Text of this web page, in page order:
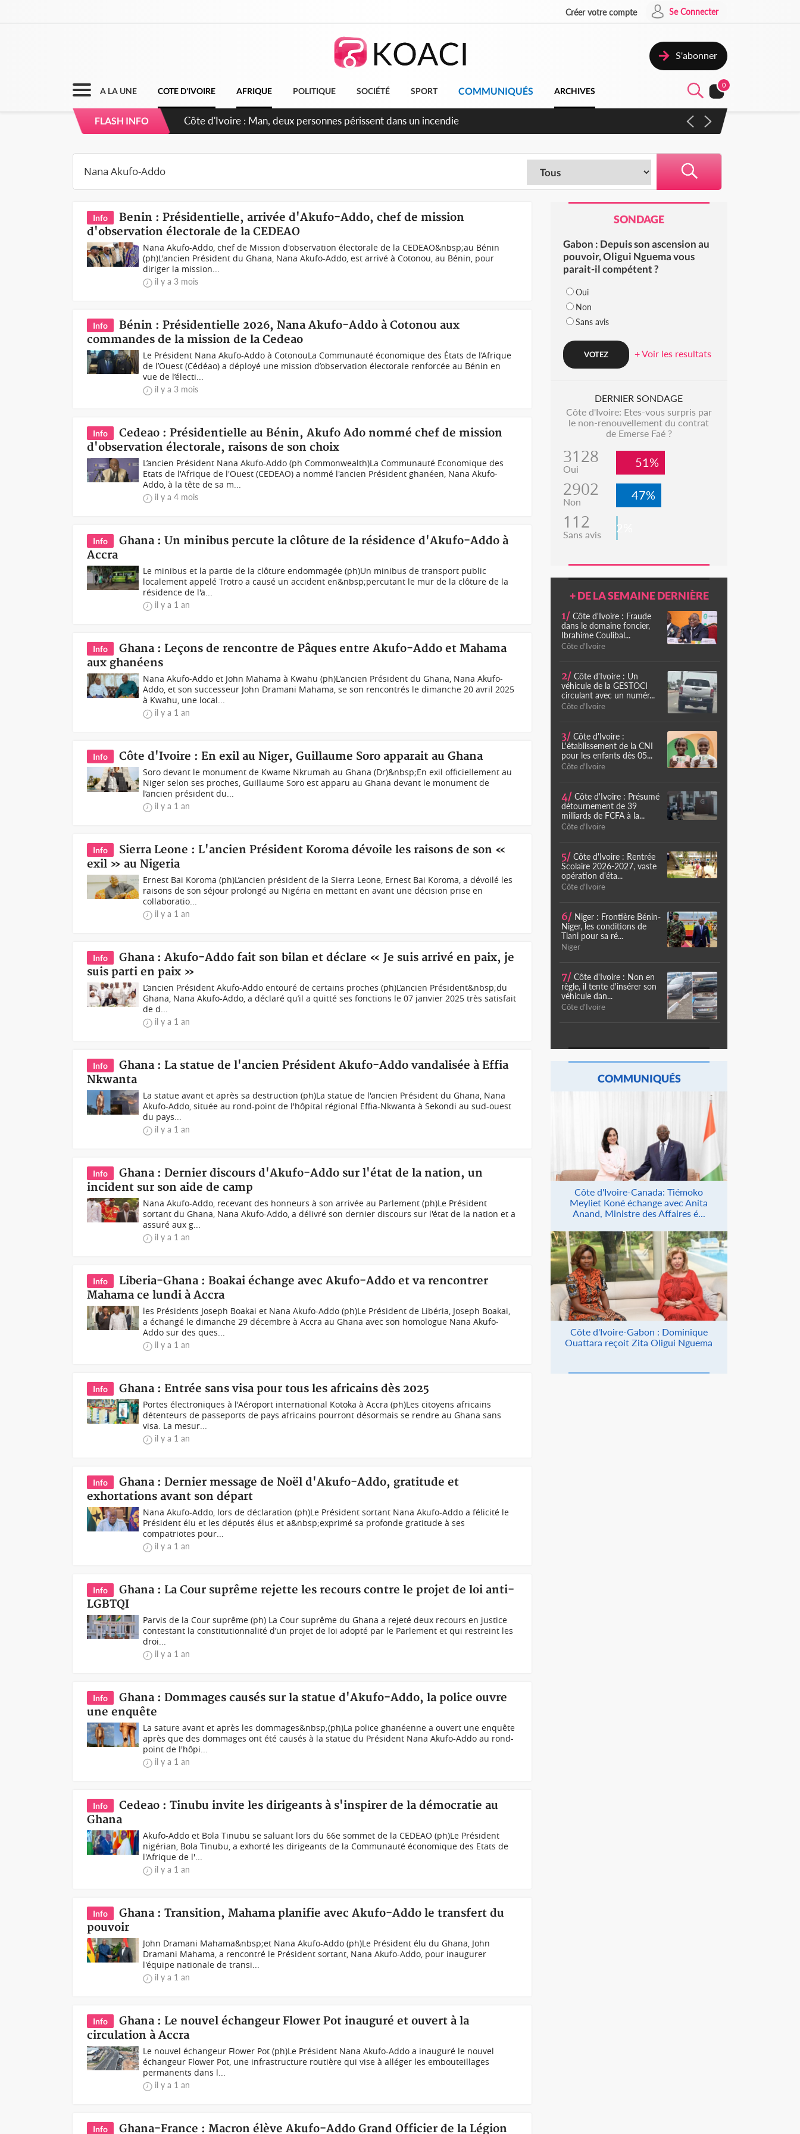
Créer votre compte Se Connecter
S'abonner
A LA UNE COTE D'IVOIRE AFRIQUE POLITIQUE SOCIÉTÉ SPORT COMMUNIQUÉS ARCHIVES
0
FLASH INFO
Côte d'Ivoire : Séileu, la célébration de la fête nationale transformée en vaste campagne contre les produits
Info
Benin : Présidentielle, arrivée d'Akufo-Addo, chef de mission
d'observation électorale de la CEDEAO
Nana Akufo-Addo, chef de Mission d'observation électorale de la CEDEAO&nbsp;au Bénin
(ph)L'ancien Président du Ghana, Nana Akufo-Addo, est arrivé à Cotonou, au Bénin, pour
diriger la mission...
il y a 3 mois
Info
Bénin : Présidentielle 2026, Nana Akufo-Addo à Cotonou aux
commandes de la mission de la Cedeao
Le Président Nana Akufo-Addo à CotonouLa Communauté économique des États de l’Afrique
de l’Ouest (Cédéao) a déployé une mission d’observation électorale renforcée au Bénin en
vue de l’électi...
il y a 3 mois
Info
Cedeao : Présidentielle au Bénin, Akufo Ado nommé chef de mission
d'observation électorale, raisons de son choix
L’ancien Président Nana Akufo-Addo (ph Commonwealth)La Communauté Economique des
Etats de l'Afrique de l'Ouest (CEDEAO) a nommé l'ancien Président ghanéen, Nana Akufo-
Addo, à la tête de sa m...
il y a 4 mois
Info
Ghana : Un minibus percute la clôture de la résidence d'Akufo-Addo à
Accra
Le minibus et la partie de la clôture endommagée (ph)Un minibus de transport public
localement appelé Trotro a causé un accident en&nbsp;percutant le mur de la clôture de la
résidence de l'a...
il y a 1 an
Info
Ghana : Leçons de rencontre de Pâques entre Akufo-Addo et Mahama
aux ghanéens
Nana Akufo-Addo et John Mahama à Kwahu (ph)L'ancien Président du Ghana, Nana Akufo-
Addo, et son successeur John Dramani Mahama, se son rencontrés le dimanche 20 avril 2025
à Kwahu, une local...
il y a 1 an
Info Côte d'Ivoire : En exil au Niger, Guillaume Soro apparait au Ghana
Soro devant le monument de Kwame Nkrumah au Ghana (Dr)&nbsp;En exil officiellement au
Niger selon ses proches, Guillaume Soro est apparu au Ghana devant le monument de
l’ancien président du...
il y a 1 an
Info
Sierra Leone : L'ancien Président Koroma dévoile les raisons de son «
exil » au Nigeria
Ernest Bai Koroma (ph)L’ancien président de la Sierra Leone, Ernest Bai Koroma, a dévoilé les
raisons de son séjour prolongé au Nigéria en mettant en avant une décision prise en
collaboratio...
il y a 1 an
Info
Ghana : Akufo-Addo fait son bilan et déclare « Je suis arrivé en paix, je
suis parti en paix »
L’ancien Président Akufo-Addo entouré de certains proches (ph)L’ancien Président&nbsp;du
Ghana, Nana Akufo-Addo, a déclaré qu’il a quitté ses fonctions le 07 janvier 2025 très satisfait
de d...
il y a 1 an
Info
Ghana : La statue de l'ancien Président Akufo-Addo vandalisée à Effia
Nkwanta
La statue avant et après sa destruction (ph)La statue de l'ancien Président du Ghana, Nana
Akufo-Addo, située au rond-point de l'hôpital régional Effia-Nkwanta à Sekondi au sud-ouest
du pays...
il y a 1 an
Info
Ghana : Dernier discours d'Akufo-Addo sur l'état de la nation, un
incident sur son aide de camp
Nana Akufo-Addo, recevant des honneurs à son arrivée au Parlement (ph)Le Président
sortant du Ghana, Nana Akufo-Addo, a délivré son dernier discours sur l'état de la nation et a
assuré aux g...
il y a 1 an
Info
Liberia-Ghana : Boakai échange avec Akufo-Addo et va rencontrer
Mahama ce lundi à Accra
les Présidents Joseph Boakai et Nana Akufo-Addo (ph)Le Président de Libéria, Joseph Boakai,
a échangé le dimanche 29 décembre à Accra au Ghana avec son homologue Nana Akufo-
Addo sur des ques...
il y a 1 an
Info Ghana : Entrée sans visa pour tous les africains dès 2025
Portes électroniques à l'Aéroport international Kotoka à Accra (ph)Les citoyens africains
détenteurs de passeports de pays africains pourront désormais se rendre au Ghana sans
visa. La mesur...
il y a 1 an
Info
Ghana : Dernier message de Noël d'Akufo-Addo, gratitude et
exhortations avant son départ
Nana Akufo-Addo, lors de déclaration (ph)Le Président sortant Nana Akufo-Addo a félicité le
Président élu et les députés élus et a&nbsp;exprimé sa profonde gratitude à ses
compatriotes pour...
il y a 1 an
Info
Ghana : La Cour suprême rejette les recours contre le projet de loi anti-
LGBTQI
Parvis de la Cour suprême (ph) La Cour suprême du Ghana a rejeté deux recours en justice
contestant la constitutionnalité d’un projet de loi adopté par le Parlement et qui restreint les
droi...
il y a 1 an
Info
Ghana : Dommages causés sur la statue d'Akufo-Addo, la police ouvre
une enquête
La sature avant et après les dommages&nbsp;(ph)La police ghanéenne a ouvert une enquête
après que des dommages ont été causés à la statue du Président Nana Akufo-Addo au rond-
point de l'hôpi...
il y a 1 an
Info
Cedeao : Tinubu invite les dirigeants à s'inspirer de la démocratie au
Ghana
Akufo-Addo et Bola Tinubu se saluant lors du 66e sommet de la CEDEAO (ph)Le Président
nigérian, Bola Tinubu, a exhorté les dirigeants de la Communauté économique des Etats de
l'Afrique de l'...
il y a 1 an
Info
Ghana : Transition, Mahama planifie avec Akufo-Addo le transfert du
pouvoir
John Dramani Mahama&nbsp;et Nana Akufo-Addo (ph)Le Président élu du Ghana, John
Dramani Mahama, a rencontré le Président sortant, Nana Akufo-Addo, pour inaugurer
l'équipe nationale de transi...
il y a 1 an
Info
Ghana : Le nouvel échangeur Flower Pot inauguré et ouvert à la
circulation à Accra
Le nouvel échangeur Flower Pot (ph)Le Président Nana Akufo-Addo a inauguré le nouvel
échangeur Flower Pot, une infrastructure routière qui vise à alléger les embouteillages
permanents dans l...
il y a 1 an
Info Ghana-France : Macron élève Akufo-Addo Grand Officier de la Légion
SONDAGE
Gabon : Depuis son ascension au
pouvoir, Oligui Nguema vous
parait-il compétent ?
Oui
Non
Sans avis
+ Voir les resultats
DERNIER SONDAGE
Côte d'Ivoire: Etes-vous surpris par
le non-renouvellement du contrat
de Emerse Faé ?
3128
Oui 51%
2902
Non 47%
112
Sans avis 2%
+ DE LA SEMAINE DERNIÈRE
1/ Côte d'Ivoire : Fraude
dans le domaine foncier,
Ibrahime Coulibal...
Côte d'Ivoire
2/ Côte d'Ivoire : Un
véhicule de la GESTOCI
circulant avec un numér...
Côte d'Ivoire
3/ Côte d'Ivoire :
L'établissement de la CNI
pour les enfants dès 05...
Côte d'Ivoire
4/ Côte d'Ivoire : Présumé
détournement de 39
milliards de FCFA à la...
Côte d'Ivoire
5/ Côte d'Ivoire : Rentrée
Scolaire 2026-2027, vaste
opération d'éta...
Côte d'Ivoire
6/ Niger : Frontière Bénin-
Niger, les conditions de
Tiani pour sa ré...
Niger
7/ Côte d'Ivoire : Non en
règle, il tente d'insérer son
véhicule dan...
Côte d'Ivoire
COMMUNIQUÉS
Côte d'Ivoire-Canada: Tiémoko
Meyliet Koné échange avec Anita
Anand, Ministre des Affaires é...
Côte d'Ivoire-Gabon : Dominique
Ouattara reçoit Zita Oligui Nguema